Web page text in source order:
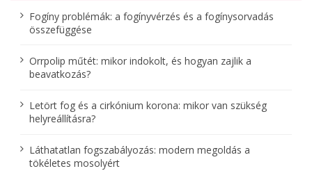
k
a
p
o
s
Fogíny problémák: a fogínyvérzés és a fogínysorvadás
összefüggése
Orrpolip műtét: mikor indokolt, és hogyan zajlik a
beavatkozás?
Letört fog és a cirkónium korona: mikor van szükség
helyreállításra?
Láthatatlan fogszabályozás: modern megoldás a
tökéletes mosolyért